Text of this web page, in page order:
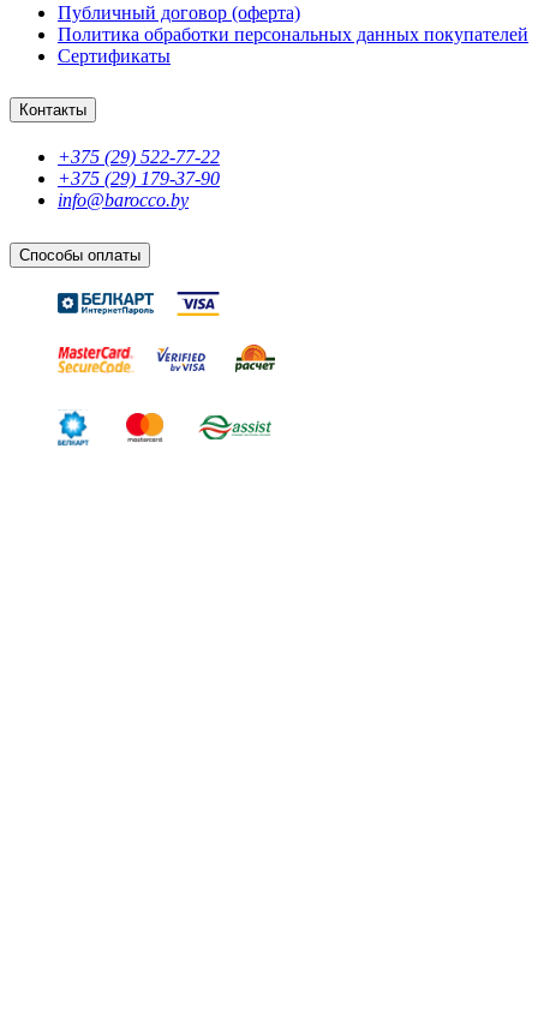
Публичный договор (оферта)
Политика обработки персональных данных покупателей
Сертификаты
Контакты
+375 (29) 522-77-22
+375 (29) 179-37-90
info@barocco.by
Способы оплаты